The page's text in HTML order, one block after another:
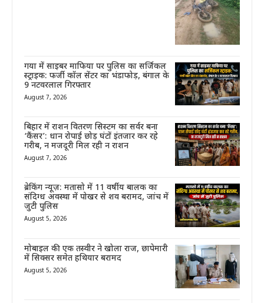
गया में साइबर माफिया पर पुलिस का सर्जिकल
स्ट्राइक: फर्जी कॉल सेंटर का भंडाफोड़, बंगाल के
9 नटवरलाल गिरफ्तार
August 7, 2026
बिहार में राशन वितरण सिस्टम का सर्वर बना
‘कैंसर’: धान रोपाई छोड़ घंटों इंतजार कर रहे
गरीब, न मजदूरी मिल रही न राशन
August 7, 2026
ब्रेकिंग न्यूज़: मतासो में 11 वर्षीय बालक का
संदिग्ध अवस्था में पोखर से शव बरामद, जांच में
जुटी पुलिस
August 5, 2026
मोबाइल की एक तस्वीर ने खोला राज, छापेमारी
में सिक्सर समेत हथियार बरामद
August 5, 2026